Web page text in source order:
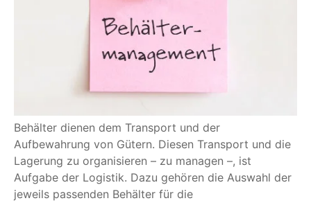
Behälter dienen dem Transport und der
Aufbewahrung von Gütern. Diesen Transport und die
Lagerung zu organisieren – zu managen –, ist
Aufgabe der Logistik. Dazu gehören die Auswahl der
jeweils passenden Behälter für die